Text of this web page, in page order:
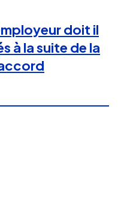
doit il
à la suite de la